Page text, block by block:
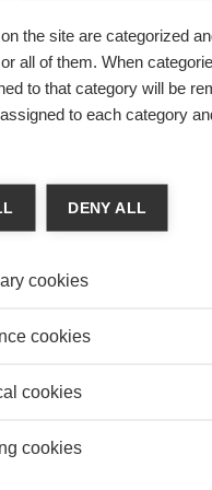
Cécile est docteur
à diriger des recherches
de la Transition, pour
l'ESSEC notamment - et
Seine et Marne.
À LA
Directrice du
IRENE, s’appuie sur son
propose de s’engager
the site are categorized
all of them. When
to that category will be
to each category
DENY ALL
cookies
cookies
cookies
cookies